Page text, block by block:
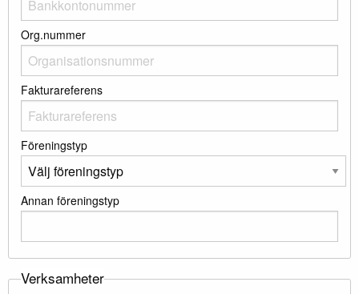
Org.nummer
Fakturareferens
Föreningstyp
Annan föreningstyp
Verksamheter